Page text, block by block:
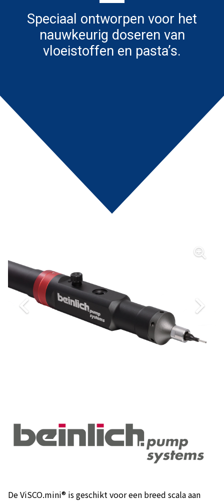
Speciaal ontworpen voor het
nauwkeurig doseren van
vloeistoffen en pasta’s.
De ViSCO.mini® is geschikt voor een breed scala aan